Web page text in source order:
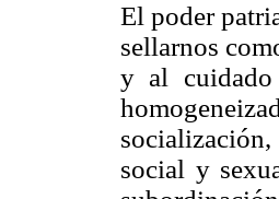
El poder
sellarnos
y al cuidado
social y